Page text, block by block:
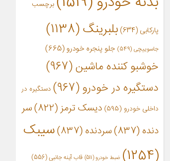
برچسب
پارکابی (634) بلبرینگ(1138)
جاسوییچی (549) جلو پنجره خودرو (665)
خوشبو کننده ماشین(967)
دستگیره در خودرو(967)
دستگیره در
داخلی خودرو (595) دیسک ترمز(822)
سر
دنده(837) سردنده(837)
سیبک
(1254)
ضبط خودرو(511) قاب آینه جانبی (556)